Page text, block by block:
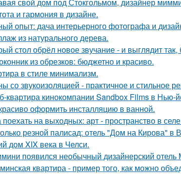
и гармония в дизайне.
опыт: дача интерьерного фотографа и
из натурального дерева.
стол обрёл новое звучание - и выглядит
из обрезков: бюджетно и красиво.
в стиле минимализм.
со звукоизоляцией - практичное и стильное
квартира кинокомпании Sandbox Films в Нью-
оформить инсталляцию в ванной.
поехать на выходных: арт - пространство в
резной палисад: отель "Дом на Кирова" в
дом XIX века в Челси.
появился необычный дизайнерский отель
квартира - пример того, как можно